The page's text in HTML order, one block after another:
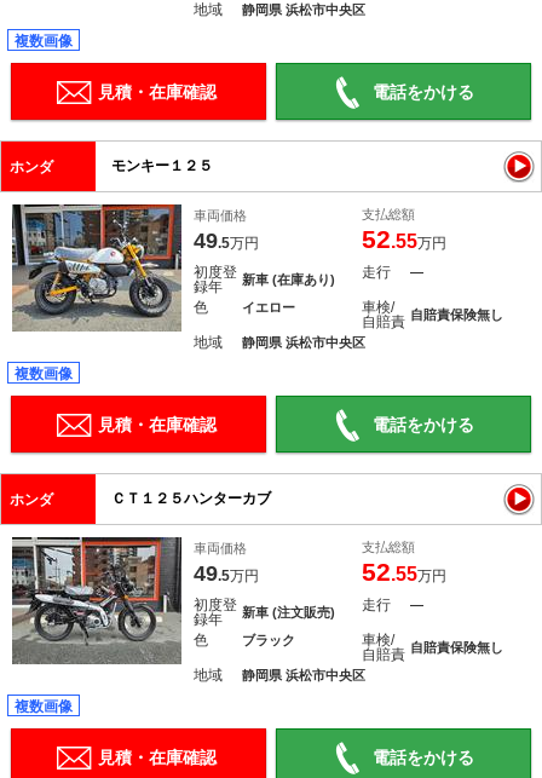
地域 静岡県 浜松市中央区
複数画像
見積・在庫確認 電話をかける
ホンダ モンキー１２５
車両価格
49.5万円
支払総額
52.55万円
初度登
録年
新車 (在庫あり) 走行 ―
色 イエロー
車検/
自賠責 自賠責保険無し
地域 静岡県 浜松市中央区
複数画像
見積・在庫確認 電話をかける
ホンダ ＣＴ１２５ハンターカブ
車両価格
49.5万円
支払総額
52.55万円
初度登
録年
新車 (注文販売) 走行 ―
色 ブラック
車検/
自賠責 自賠責保険無し
地域 静岡県 浜松市中央区
複数画像
見積・在庫確認 電話をかける